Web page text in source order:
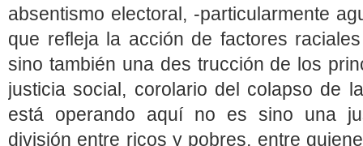
absentismo electoral, ‑particularmente
que refleja la acción de factores
sino también una des trucción de los
justicia social, corolario del colapso de
está operando aquí no es sino una
división entre ricos y pobres, entre